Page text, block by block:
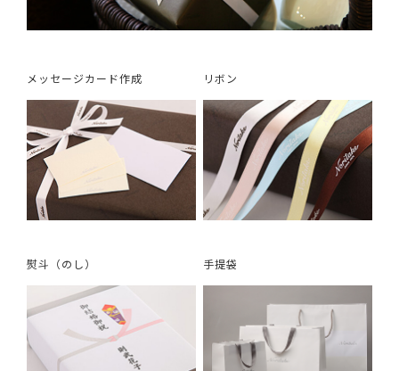
メッセージカード作成 リボン
熨斗（のし） 手提袋